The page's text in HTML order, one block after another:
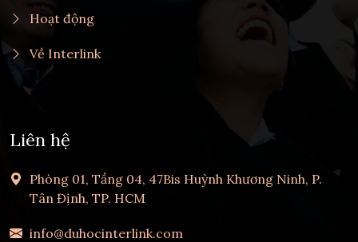
Hoạt động
Về Interlink
Liên hệ
Phòng 01, Tầng 04, 47Bis Huỳnh Khương Ninh, P.
Tân Định, TP. HCM
info@duhocinterlink.com